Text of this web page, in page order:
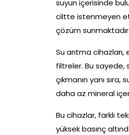
suyun içerisinde
ciltte istenmeyen
çözüm sunmaktadır.
Su arıtma
filtreler. Bu sayede,
çıkmanın yanı
daha az mineral
Bu cihazlar, farklı
yüksek basınç